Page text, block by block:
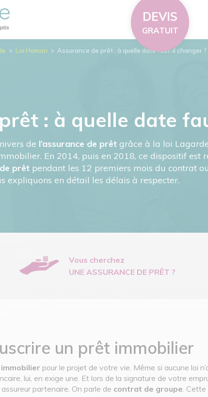
DEVIS
GRATUIT
> Loi Hamon > Assurance de prêt : à quelle date faut-il changer ?
: à quelle date
de l’assurance de prêt grâce à la loi
En 2014, puis en 2018, ce dispositif est
prêt pendant les 12 premiers mois du contrat
expliquons en détail les délais à respecter.
Vous cherchez
UNE ASSURANCE DE PRÊT ?
un prêt immobilier
pour le projet de votre vie. Même si aucune loi
lui, en exige une. Et lors de la signature de votre
partenaire. On parle de contrat de groupe .